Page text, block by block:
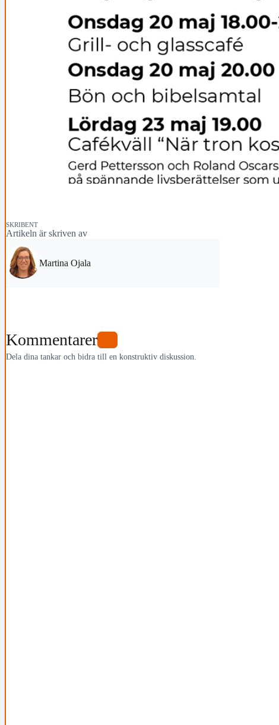
SKRIBENT
Artikeln är skriven av
Martina Ojala
Kommentarer
Dela dina tankar och bidra till en konstruktiv diskussion.